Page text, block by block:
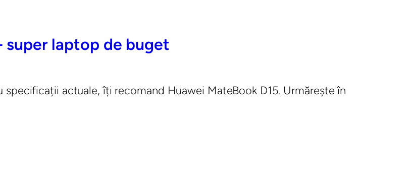
super laptop de buget
actuale, îți recomand Huawei MateBook D15. Urmărește în